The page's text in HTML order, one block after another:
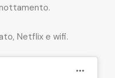
Netflix e wifi.